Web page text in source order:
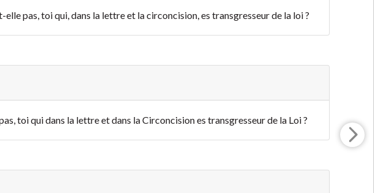
pas, toi qui, dans la lettre et la circoncision, es transgresseur de la loi ?
toi qui dans la lettre et dans la Circoncision es transgresseur de la Loi ?